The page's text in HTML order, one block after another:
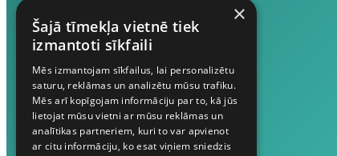
×
Šajā tīmekļa vietnē tiek
izmantoti sīkfaili
Mēs izmantojam sīkfailus, lai personalizētu
saturu, reklāmas un analizētu mūsu trafiku.
Mēs arī kopīgojam informāciju par to, kā jūs
lietojat mūsu vietni ar mūsu reklāmas un
analītikas partneriem, kuri to var apvienot
ar citu informāciju, ko esat viņiem sniedzis